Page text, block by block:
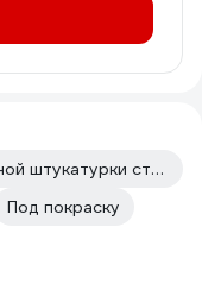
Оборудование для механизированной штукатурки стен
Под покраску